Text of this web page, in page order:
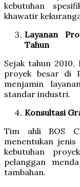
kebutuhan
khawatir
Layanan
Tahun
Sejak tahun 2010,
proyek besar di
menjamin
standar industri.
Konsultasi
Tim ahli BOS
menentukan
kebutuhan
pelanggan
tambahan.